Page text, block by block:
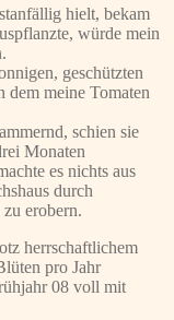
hielt, bekam
würde mein
geschützten
dem meine Tomaten
schien sie
Monaten
es nichts aus
durch
zu erobern.
herrschaftlichem
pro Jahr
08 voll mit